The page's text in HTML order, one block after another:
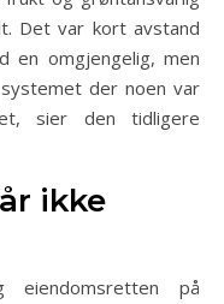
Det var kort avstand
en omgjengelig, men
der noen var
sier den tidligere
ikke
eiendomsretten på